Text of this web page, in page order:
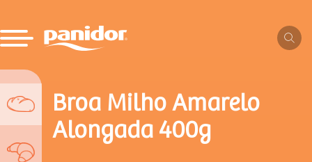
Broa Milho Amarelo
Alongada 400g